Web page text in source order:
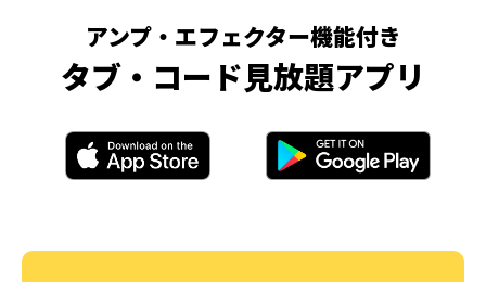
アンプ・エフェクター機能付き
タブ・コード見放題アプリ